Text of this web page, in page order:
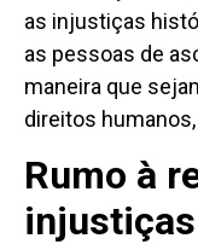
as injustiças
as pessoas de
maneira que
direitos
Rumo à